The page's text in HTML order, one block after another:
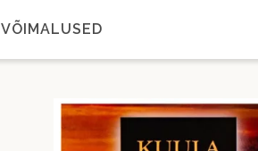
VÕIMALUSED